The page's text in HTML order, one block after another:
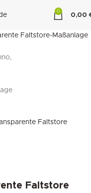
0
0,00
Faltstore
Faltstore